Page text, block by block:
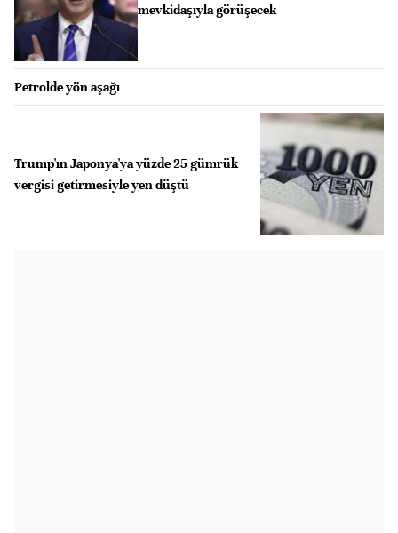
mevkidaşıyla görüşecek
Petrolde yön aşağı
Trump'ın Japonya'ya yüzde 25 gümrük
vergisi getirmesiyle yen düştü